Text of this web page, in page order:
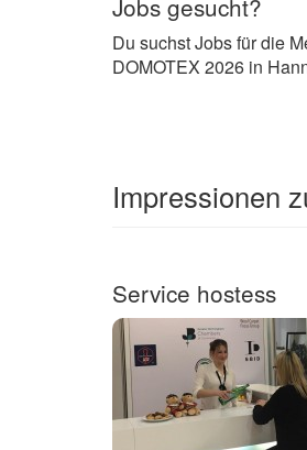
Du suchst Jobs für die
DOMOTEX 2026 in
Impressionen
Service hostess